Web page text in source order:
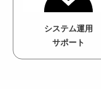
システム運用
サポート